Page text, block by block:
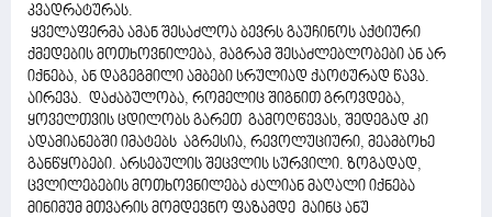
კვადრატურას.
ყველაფერმა ამან შესაძლოა ბევრს გაუჩინოს აქტიური
ქმედების მოთხოვნილება, მაგრამ შესაძლებლობები ან არ
იქნება, ან დაგეგმილი ამბები სრულიად ქაოტურად წავა.
აირევა. დაძაბულობა, რომელიც შიგნით გროვდება,
ყოველთვის ცდილობს გარეთ გამოღწევას, შედეგად კი
ადამიანებში იმატებს აგრესია, რევოლუციური, მეამბოხე
განწყობები. არსებულის შეცვლის სურვილი. ზოგადად,
ცვლილებების მოთხოვნილება ძალიან მაღალი იქნება
მინიმუმ მთვარის მომდევნო ფაზამდე მაინც ანუ